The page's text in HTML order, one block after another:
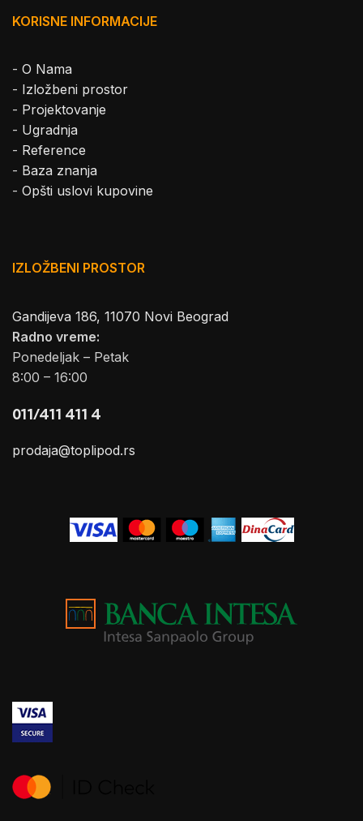
KORISNE INFORMACIJE
- O Nama
- Izložbeni prostor
- Projektovanje
- Ugradnja
- Reference
- Baza znanja
- Opšti uslovi kupovine
IZLOŽBENI PROSTOR
Gandijeva 186, 11070 Novi Beograd
Radno vreme:
Ponedeljak – Petak
8:00 – 16:00
011/411 411 4
prodaja@toplipod.rs